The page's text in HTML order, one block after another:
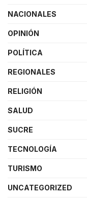
NACIONALES
OPINIÓN
POLÍTICA
REGIONALES
RELIGIÓN
SALUD
SUCRE
TECNOLOGÍA
TURISMO
UNCATEGORIZED